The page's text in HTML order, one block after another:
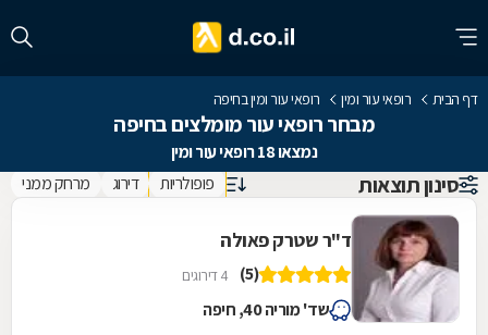
דף הבית רופאי עור ומין רופאי עור ומין בחיפה
מבחר רופאי עור מומלצים בחיפה
נמצאו 18 רופאי עור ומין
סינון תוצאות פופולריות דירוג מרחק ממני
ד"ר שטרק פאולה
(5) 4 דירוגים
שד' מוריה 40, חיפה